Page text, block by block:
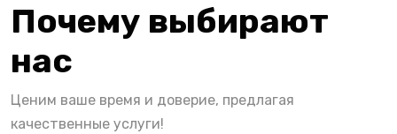
Почему выбирают
нас
Ценим ваше время и доверие, предлагая
качественные услуги!